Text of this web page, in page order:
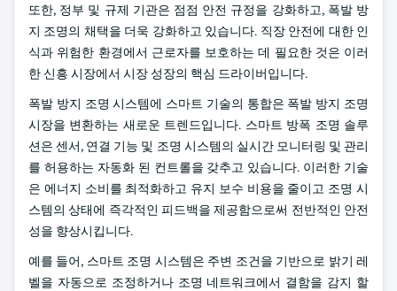
또한, 정부 및 규제 기관은 점점 안전 규정을 강화하고, 폭발 방
지 조명의 채택을 더욱 강화하고 있습니다. 직장 안전에 대한 인
식과 위험한 환경에서 근로자를 보호하는 데 필요한 것은 이러
한 신흥 시장에서 시장 성장의 핵심 드라이버입니다.
폭발 방지 조명 시스템에 스마트 기술의 통합은 폭발 방지 조명
시장을 변환하는 새로운 트렌드입니다. 스마트 방폭 조명 솔루
션은 센서, 연결 기능 및 조명 시스템의 실시간 모니터링 및 관리
를 허용하는 자동화 된 컨트롤을 갖추고 있습니다. 이러한 기술
은 에너지 소비를 최적화하고 유지 보수 비용을 줄이고 조명 시
스템의 상태에 즉각적인 피드백을 제공함으로써 전반적인 안전
성을 향상시킵니다.
예를 들어, 스마트 조명 시스템은 주변 조건을 기반으로 밝기 레
벨을 자동으로 조정하거나 조명 네트워크에서 결함을 감지 할